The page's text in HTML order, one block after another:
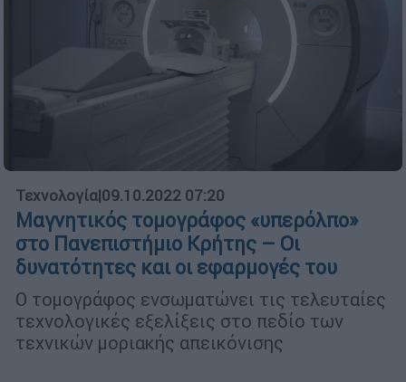
Τεχνολογία|09.10.2022 07:20
Μαγνητικός τομογράφος «υπερόλπο»
στο Πανεπιστήμιο Κρήτης – Οι
δυνατότητες και οι εφαρμογές του
Ο τομογράφος ενσωματώνει τις τελευταίες
τεχνολογικές εξελίξεις στο πεδίο των
τεχνικών μοριακής απεικόνισης